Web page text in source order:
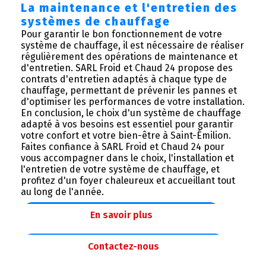
La maintenance et l'entretien des
systèmes de chauffage
Pour garantir le bon fonctionnement de votre
système de chauffage, il est nécessaire de réaliser
régulièrement des opérations de maintenance et
d'entretien. SARL Froid et Chaud 24 propose des
contrats d'entretien adaptés à chaque type de
chauffage, permettant de prévenir les pannes et
d'optimiser les performances de votre installation.
En conclusion, le choix d'un système de chauffage
adapté à vos besoins est essentiel pour garantir
votre confort et votre bien-être à Saint-Émilion.
Faites confiance à SARL Froid et Chaud 24 pour
vous accompagner dans le choix, l'installation et
l'entretien de votre système de chauffage, et
profitez d'un foyer chaleureux et accueillant tout
au long de l'année.
En savoir plus
Contactez-nous